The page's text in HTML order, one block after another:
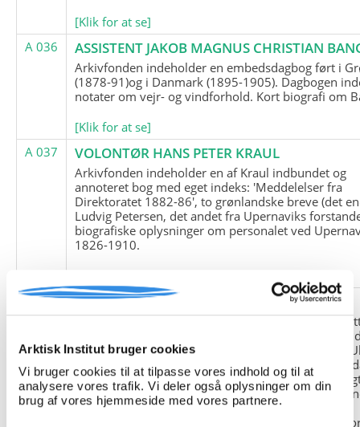
Arktisk Institut bruger cookies
Vi bruger cookies til at tilpasse vores indhold og til at
analysere vores trafik. Vi deler også oplysninger om din
brug af vores hjemmeside med vores partnere.
[Klik for at se]
A 036
ASSISTENT JAKOB MAGNUS CHRISTIAN
Arkivfonden indeholder en embedsdagbog ført i
(1878-91)og i Danmark (1895-1905). Dagbogen
notater om vejr- og vindforhold. Kort biografi om
[Klik for at se]
A 037
VOLONTØR HANS PETER KRAUL
Arkivfonden indeholder en af Kraul indbundet og
annoteret bog med eget indeks: 'Meddelelser fra
Direktoratet 1882-86', to grønlandske breve (det
Ludvig Petersen, det andet fra Upernaviks
biografiske oplysninger om personalet ved
1826-1910.
A 038
FRIEDRICH LITTMANN
Denne arkivfond indeholder en kopi af Friedrich
upublicerede erindringer. Originalen befinder sig i
tyske historiker Franz Selingers privatarkiv i byen
Tyskland. Friedrich Littmann var en af de tyske
der var med i vejrstationen "Holzauge" i Hansa
Nordøstgrønland under Anden Verdenskrig.
"Holzauge" blev opdaget af Nordøstgrønlands
Slædepatrulje med Eli Knudsen som medlem og